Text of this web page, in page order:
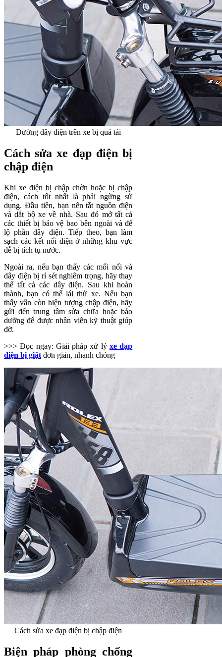
Đường dây điện trên xe bị quá tải
Cách sửa xe đạp điện bị
chập điện
Khi xe điện bị chập chờn hoặc bị chập
điện, cách tốt nhất là phải ngừng sử
dụng. Đầu tiên, bạn nên tắt nguồn điện
và dắt bộ xe về nhà. Sau đó mở tất cả
các thiết bị bảo vệ bao bên ngoài và để
lộ phần dây điện. Tiếp theo, bạn làm
sạch các kết nối điện ở những khu vực
dễ bị tích tụ nước.
Ngoài ra, nếu bạn thấy các mối nối và
dây điện bị rỉ sét nghiêm trọng, hãy thay
thế tất cả các dây điện. Sau khi hoàn
thành, bạn có thể lái thử xe. Nếu bạn
thấy vẫn còn hiện tượng chập điện, hãy
gửi đến trung tâm sửa chữa hoặc bảo
dưỡng để được nhân viên kỹ thuật giúp
đỡ.
>>> Đọc ngay: Giải pháp xử lý xe đạp
điện bị giật đơn giản, nhanh chóng
Cách sửa xe đạp điện bị chập điện
Biện pháp phòng chống